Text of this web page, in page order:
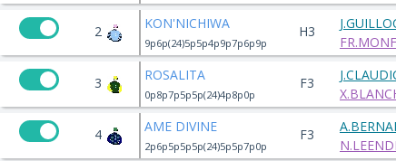
2 KON'NICHIWA
9p6p(24)5p5p4p9p7p6p9p
H3
3 ROSALITA
0p8p7p5p5p(24)4p8p0p
F3
4 AME DIVINE
2p6p5p5p5p(24)5p5p7p0p
F3